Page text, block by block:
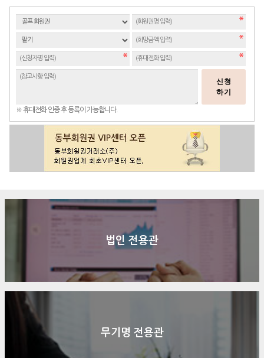
신청
하기
※ 휴대전화 인증 후 등록이 가능합니다.
법인 전용관
무기명 전용관